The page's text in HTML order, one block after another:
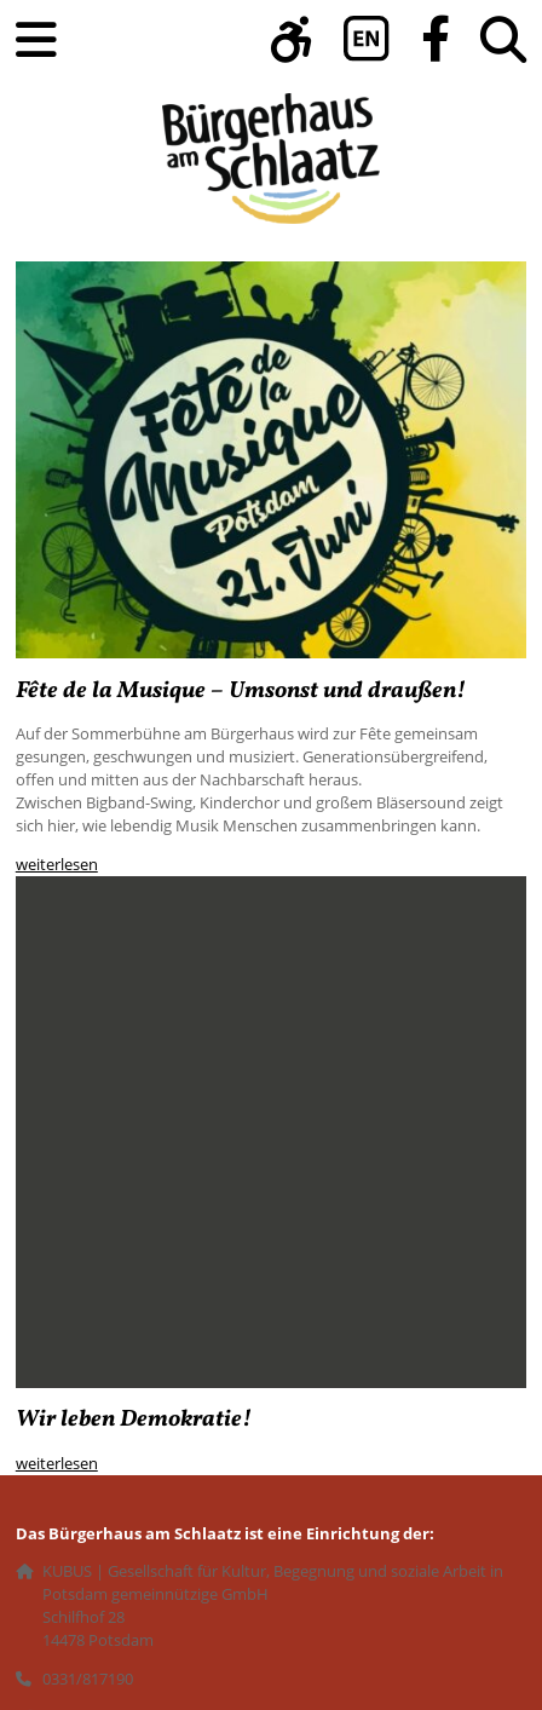
Fête de la Musique – Umsonst und draußen!
Auf der Sommerbühne am Bürgerhaus wird zur Fête gemeinsam
gesungen, geschwungen und musiziert. Generationsübergreifend,
offen und mitten aus der Nachbarschaft heraus.
Zwischen Bigband-Swing, Kinderchor und großem Bläsersound zeigt
sich hier, wie lebendig Musik Menschen zusammenbringen kann.
weiterlesen
Wir leben Demokratie!
weiterlesen
Das Bürgerhaus am Schlaatz ist eine Einrichtung der:
KUBUS | Gesellschaft für Kultur, Begegnung und soziale Arbeit in
Potsdam gemeinnützige GmbH
Schilfhof 28
14478 Potsdam
0331/817190